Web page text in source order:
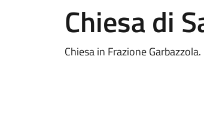
Chiesa di
Chiesa in Frazione Garbazzola.